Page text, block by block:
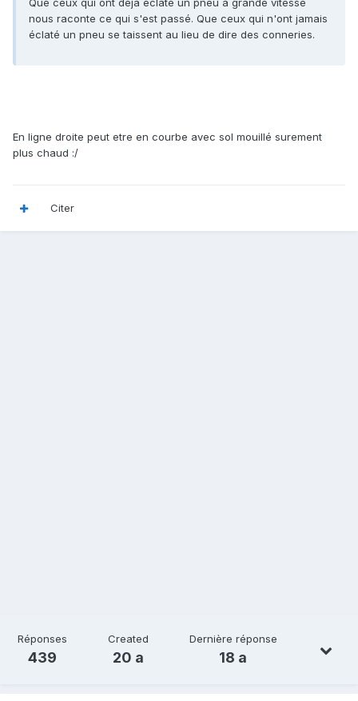
Que ceux qui ont déjà éclaté un pneu à grande vitesse
nous raconte ce qui s'est passé. Que ceux qui n'ont jamais
éclaté un pneu se taissent au lieu de dire des conneries.
En ligne droite peut etre en courbe avec sol mouillé surement
plus chaud :/
Citer
Réponses
439
Created
20 a
Dernière réponse
18 a